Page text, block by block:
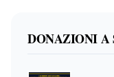
DONAZIONI A